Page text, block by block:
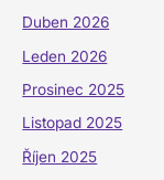
Duben 2026
Leden 2026
Prosinec 2025
Listopad 2025
Říjen 2025